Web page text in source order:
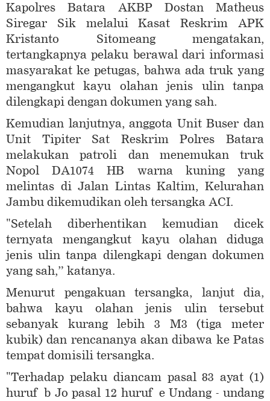
Kapolres Batara AKBP Dostan Matheus
Siregar Sik melalui Kasat Reskrim APK
Kristanto Sitomeang mengatakan,
tertangkapnya pelaku berawal dari informasi
masyarakat ke petugas, bahwa ada truk yang
mengangkut kayu olahan jenis ulin tanpa
dilengkapi dengan dokumen yang sah.
Kemudian lanjutnya, anggota Unit Buser dan
Unit Tipiter Sat Reskrim Polres Batara
melakukan patroli dan menemukan truk
Nopol DA1074 HB warna kuning yang
melintas di Jalan Lintas Kaltim, Kelurahan
Jambu dikemudikan oleh tersangka ACI.
"Setelah diberhentikan kemudian dicek
ternyata mengangkut kayu olahan diduga
jenis ulin tanpa dilengkapi dengan dokumen
yang sah,” katanya.
Menurut pengakuan tersangka, lanjut dia,
bahwa kayu olahan jenis ulin tersebut
sebanyak kurang lebih 3 M3 (tiga meter
kubik) dan rencananya akan dibawa ke Patas
tempat domisili tersangka.
"Terhadap pelaku diancam pasal 83 ayat (1)
huruf b Jo pasal 12 huruf e Undang - undang